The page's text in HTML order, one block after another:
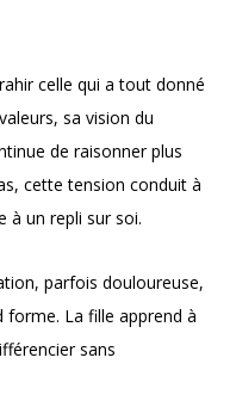
celle qui a tout donné
sa vision du
de raisonner plus
cette tension conduit à
à un repli sur soi.
parfois douloureuse,
La fille apprend à
sans